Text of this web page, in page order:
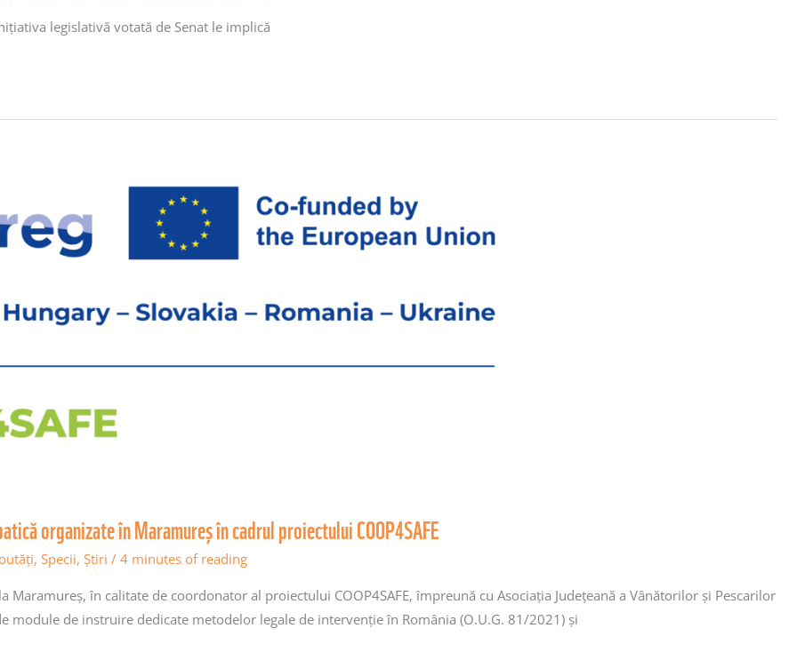
legislativă votată de Senat le implică
organizate în Maramureș în cadrul proiectului COOP4SAFE
, Specii, Știri / 4 minutes of reading
Maramureș, în calitate de coordonator al proiectului COOP4SAFE, împreună cu Asociația Județeană a Vânătorilor și Pescarilor
module de instruire dedicate metodelor legale de intervenție în România (O.U.G. 81/2021) și